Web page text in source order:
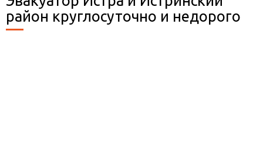
район круглосуточно и недорого